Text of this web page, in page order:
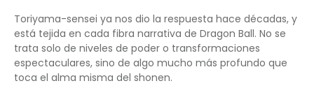
Toriyama-sensei ya nos dio la respuesta hace décadas, y
está tejida en cada fibra narrativa de Dragon Ball. No se
trata solo de niveles de poder o transformaciones
espectaculares, sino de algo mucho más profundo que
toca el alma misma del shonen.